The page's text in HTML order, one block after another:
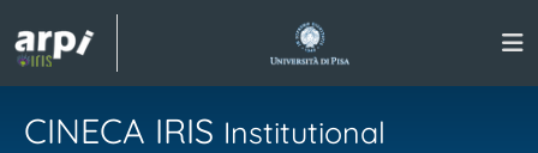
CINECA IRIS Institutional